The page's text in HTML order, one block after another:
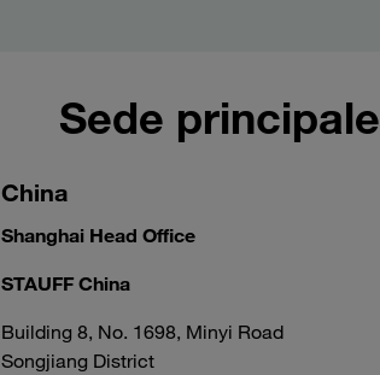
Sede principale
China
Shanghai Head Office
STAUFF China
Building 8, No. 1698, Minyi Road
Songjiang District